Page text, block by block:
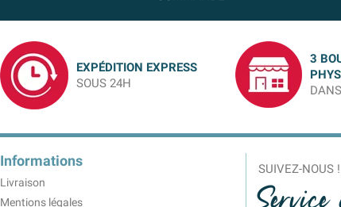
EXPÉDITION EXPRESS
SOUS 24H
3
Informations
Livraison
Mentions légales
SUIVEZ-NOUS !